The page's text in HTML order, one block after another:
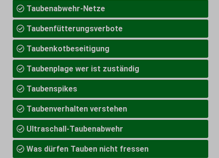
Taubenabwehr-Netze
Taubenfütterungsverbote
Taubenkotbeseitigung
Taubenplage wer ist zuständig
Taubenspikes
Taubenverhalten verstehen
Ultraschall-Taubenabwehr
Was dürfen Tauben nicht fressen